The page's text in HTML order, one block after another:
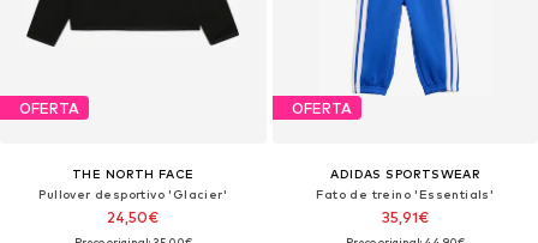
OFERTA
THE NORTH FACE
Pullover desportivo 'Glacier'
24,50€
OFERTA
ADIDAS SPORTSWEAR
Fato de treino 'Essentials'
35,91€